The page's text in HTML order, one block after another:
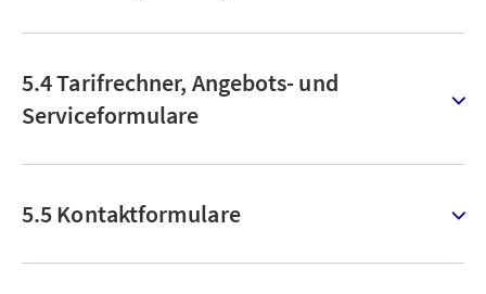
5.4 Tarifrechner, Angebots- und
Serviceformulare
5.5 Kontaktformulare